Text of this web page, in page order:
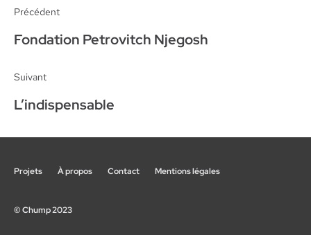
Précédent
Fondation Petrovitch Njegosh
Suivant
L’indispensable
Projets À propos Contact Mentions légales
© Chump 2023